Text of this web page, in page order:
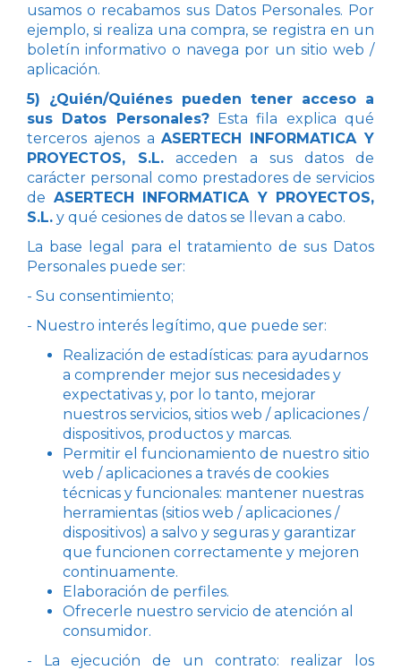
usamos o recabamos sus Datos Personales. Por
ejemplo, si realiza una compra, se registra en un
boletín informativo o navega por un sitio web /
aplicación.
5) ¿Quién/Quiénes pueden tener acceso a
sus Datos Personales?Esta fila explica qué
terceros ajenos aASERTECH INFORMATICA Y
PROYECTOS, S.L. acceden a sus datos de
carácter personal como prestadores de servicios
de ASERTECH INFORMATICA Y PROYECTOS,
S.L. y qué cesiones de datos se llevan a cabo.
La base legal para el tratamiento de sus Datos
Personales puede ser:
- Su consentimiento;
- Nuestro interés legítimo, que puede ser:
Realización de estadísticas: para ayudarnos
a comprender mejor sus necesidades y
expectativas y, por lo tanto, mejorar
nuestros servicios, sitios web / aplicaciones /
dispositivos, productos y marcas.
Permitir el funcionamiento de nuestro sitio
web / aplicaciones a través de cookies
técnicas y funcionales: mantener nuestras
herramientas (sitios web / aplicaciones /
dispositivos) a salvo y seguras y garantizar
que funcionen correctamente y mejoren
continuamente.
Elaboración de perfiles.
Ofrecerle nuestro servicio de atención al
consumidor.
- La ejecución de un contrato: realizar los